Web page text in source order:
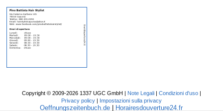
Copyright © 2009-2026 1337 UGC GmbH | Note Legali| Condizioni d'uso|
Privacy policy| Impostazioni sulla privacy
Oeffnungszeitenbuch.de Horairesdouverture24.fr